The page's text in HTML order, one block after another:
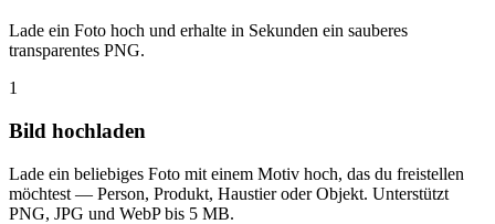
Lade ein Foto hoch und erhalte in Sekunden ein sauberes
transparentes PNG.
1
Bild hochladen
Lade ein beliebiges Foto mit einem Motiv hoch, das du freistellen
möchtest — Person, Produkt, Haustier oder Objekt. Unterstützt
PNG, JPG und WebP bis 5 MB.